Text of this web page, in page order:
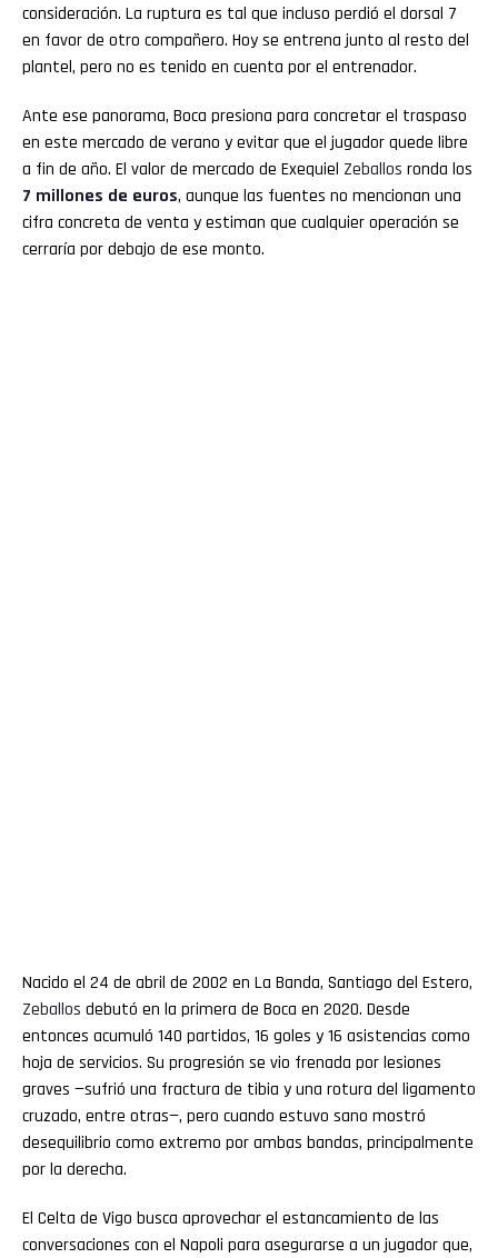
consideración. La ruptura es tal que incluso perdió el dorsal 7
en favor de otro compañero. Hoy se entrena junto al resto del
plantel, pero no es tenido en cuenta por el entrenador.
Ante ese panorama, Boca presiona para concretar el traspaso
en este mercado de verano y evitar que el jugador quede libre
a fin de año. El valor de mercado de Exequiel Zeballos ronda los
7 millones de euros, aunque las fuentes no mencionan una
cifra concreta de venta y estiman que cualquier operación se
cerraría por debajo de ese monto.
Nacido el 24 de abril de 2002 en La Banda, Santiago del Estero,
Zeballos debutó en la primera de Boca en 2020. Desde
entonces acumuló 140 partidos, 16 goles y 16 asistencias como
hoja de servicios. Su progresión se vio frenada por lesiones
graves —sufrió una fractura de tibia y una rotura del ligamento
cruzado, entre otras—, pero cuando estuvo sano mostró
desequilibrio como extremo por ambas bandas, principalmente
por la derecha.
El Celta de Vigo busca aprovechar el estancamiento de las
conversaciones con el Napoli para asegurarse a un jugador que,